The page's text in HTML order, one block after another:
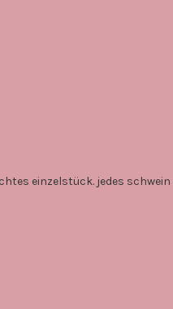
einzelstück. jedes